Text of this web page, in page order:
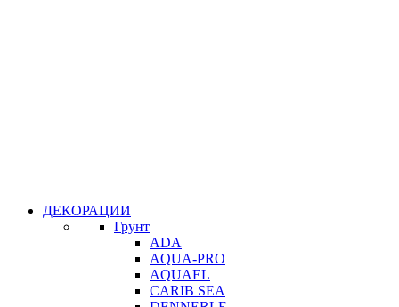
ДЕКОРАЦИИ
Грунт
ADA
AQUA-PRO
AQUAEL
CARIB SEA